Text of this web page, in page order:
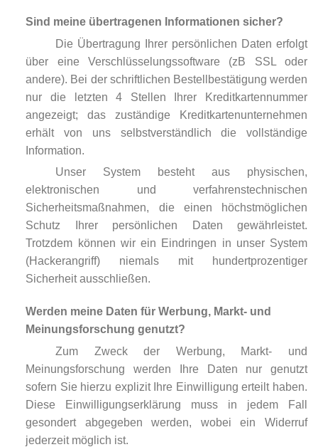
Sind meine übertragenen Informationen sicher?
Die Übertragung Ihrer persönlichen Daten erfolgt
über eine Verschlüsselungssoftware (zB SSL oder
andere). Bei der schriftlichen Bestellbestätigung werden
nur die letzten 4 Stellen Ihrer Kreditkartennummer
angezeigt; das zuständige Kreditkartenunternehmen
erhält von uns selbstverständlich die vollständige
Information.
Unser System besteht aus physischen,
elektronischen und verfahrenstechnischen
Sicherheitsmaßnahmen, die einen höchstmöglichen
Schutz Ihrer persönlichen Daten gewährleistet.
Trotzdem können wir ein Eindringen in unser System
(Hackerangriff) niemals mit hundertprozentiger
Sicherheit ausschließen.
Werden meine Daten für Werbung, Markt- und
Meinungsforschung genutzt?
Zum Zweck der Werbung, Markt- und
Meinungsforschung werden Ihre Daten nur genutzt
sofern Sie hierzu explizit Ihre Einwilligung erteilt haben.
Diese Einwilligungserklärung muss in jedem Fall
gesondert abgegeben werden, wobei ein Widerruf
jederzeit möglich ist.